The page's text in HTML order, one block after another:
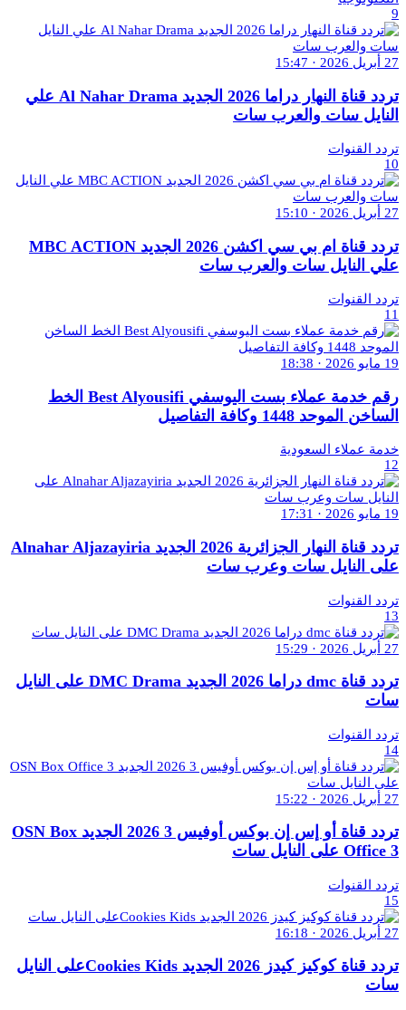
9
27 أبريل 2026 · 15:47
تردد قناة النهار دراما 2026 الجديد Al Nahar Drama علي
النايل سات والعرب سات
تردد القنوات
10
27 أبريل 2026 · 15:10
تردد قناة ام بي سي اكشن 2026 الجديد MBC ACTION
علي النايل سات والعرب سات
تردد القنوات
11
19 مايو 2026 · 18:38
رقم خدمة عملاء بست اليوسفي Best Alyousifi الخط
الساخن الموحد 1448 وكافة التفاصيل
خدمة عملاء السعودية
12
19 مايو 2026 · 17:31
تردد قناة النهار الجزائرية 2026 الجديد Alnahar Aljazayiria
على النايل سات وعرب سات
تردد القنوات
13
27 أبريل 2026 · 15:29
تردد قناة dmc دراما 2026 الجديد DMC Drama على النايل
سات
تردد القنوات
14
27 أبريل 2026 · 15:22
تردد قناة أو إس إن بوكس أوفيس 3 2026 الجديد OSN Box
Office 3 على النايل سات
تردد القنوات
15
27 أبريل 2026 · 16:18
تردد قناة كوكيز كيدز 2026 الجديد Cookies Kidsعلى النايل
سات